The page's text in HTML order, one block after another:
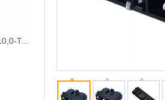
Rechtwinkliger Stiftleiste mit 10,0-Teilung, verzinnt M9920R